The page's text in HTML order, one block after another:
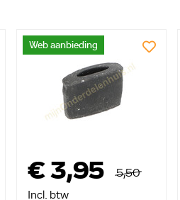
Web aanbieding
€ 3,95
5,50
Incl. btw